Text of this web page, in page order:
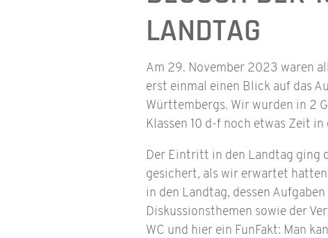
LANDTAG
Am 29. November 2023 waren
erst einmal einen Blick auf das
Württembergs. Wir wurden in 2
Klassen 10 d-f noch etwas Zeit
Der Eintritt in den Landtag ging
gesichert, als wir erwartet
in den Landtag, dessen
Diskussionsthemen sowie der
WC und hier ein FunFakt: Man